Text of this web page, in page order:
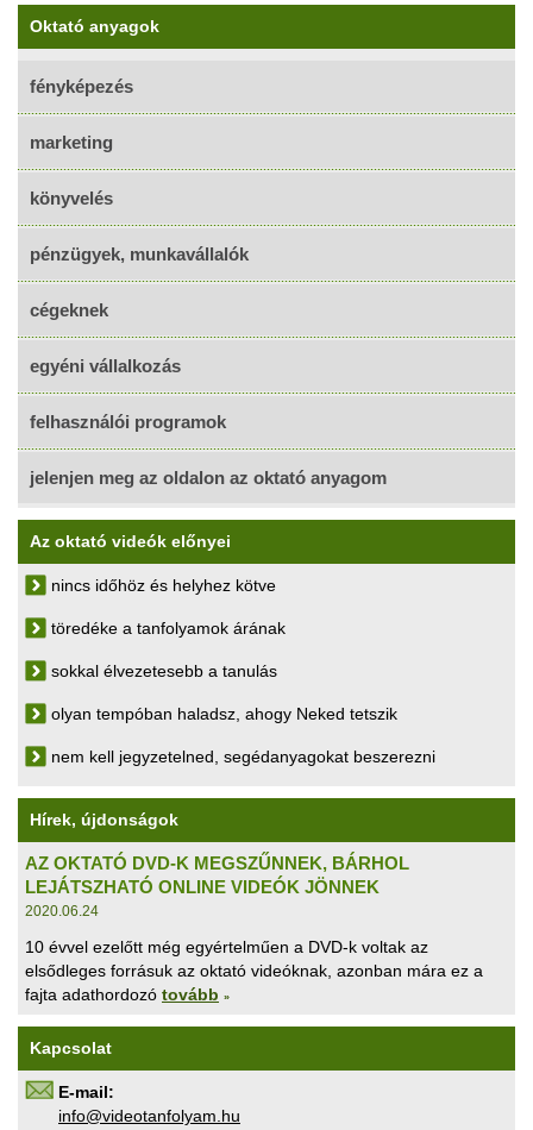
Oktató anyagok
fényképezés
marketing
könyvelés
pénzügyek, munkavállalók
cégeknek
egyéni vállalkozás
felhasználói programok
jelenjen meg az oldalon az oktató anyagom
Az oktató videók előnyei
nincs időhöz és helyhez kötve
töredéke a tanfolyamok árának
sokkal élvezetesebb a tanulás
olyan tempóban haladsz, ahogy Neked tetszik
nem kell jegyzetelned, segédanyagokat beszerezni
Hírek, újdonságok
AZ OKTATÓ DVD-K MEGSZŰNNEK, BÁRHOL
LEJÁTSZHATÓ ONLINE VIDEÓK JÖNNEK
2020.06.24
10 évvel ezelőtt még egyértelműen a DVD-k voltak az
elsődleges forrásuk az oktató videóknak, azonban mára ez a
fajta adathordozó tovább »
Kapcsolat
E-mail:
uh.maylofnatoediv@ofni